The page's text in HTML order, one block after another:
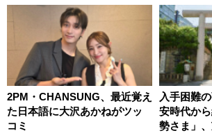
2PM・CHANSUNG、最近覚え
た日本語に大沢あかねがツッ
コミ
入手困難
安時代か
勢さま」